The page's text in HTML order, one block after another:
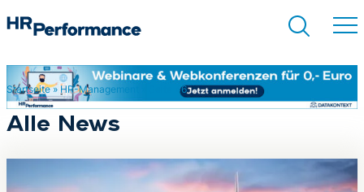
Startseite» HR-Management Seite 46
Alle News